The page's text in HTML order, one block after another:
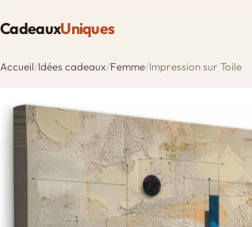
CadeauxUniques
Accueil/Idées cadeaux/Femme/Impression sur Toile